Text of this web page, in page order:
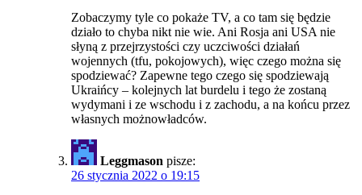
Zobaczymy tyle co pokaże TV, a co tam się będzie
działo to chyba nikt nie wie. Ani Rosja ani USA nie
słyną z przejrzystości czy uczciwości działań
wojennych (tfu, pokojowych), więc czego można się
spodziewać? Zapewne tego czego się spodziewają
Ukraińcy – kolejnych lat burdelu i tego że zostaną
wydymani i ze wschodu i z zachodu, a na końcu przez
własnych możnowładców.
Leggmason pisze:
26 stycznia 2022 o 19:15